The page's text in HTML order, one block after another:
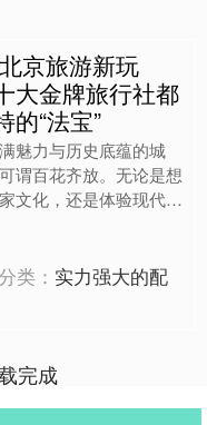
京旅游新玩
大金牌旅行社都
的“法宝”
魅力与历史底蕴的城
谓百花齐放。无论是想
文化，还是体验现代的
一家合适的旅行社至关
为大家揭晓北....
类： 实力强大的配
完成